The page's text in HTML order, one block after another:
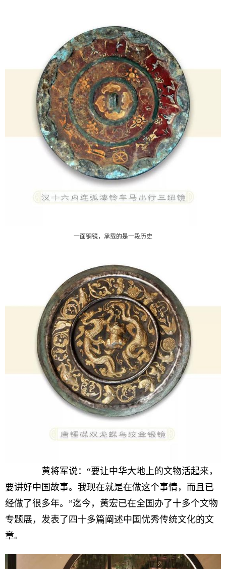
一面铜镜，承载的是一段历史
黄将军说：“要让中华大地上的文物活起来，
要讲好中国故事。我现在就是在做这个事情，而且已
经做了很多年。”迄今，黄宏已在全国办了十多个文物
专题展，发表了四十多篇阐述中国优秀传统文化的文
章。